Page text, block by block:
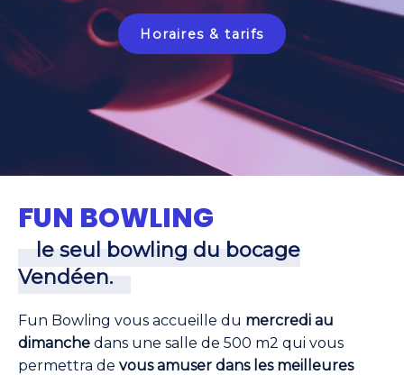
Horaires & tarifs
FUN BOWLING
le seul bowling du bocage
Vendéen.
Fun Bowling vous accueille du mercredi au
dimanche dans une salle de 500 m2 qui vous
permettra de vous amuser dans les meilleures